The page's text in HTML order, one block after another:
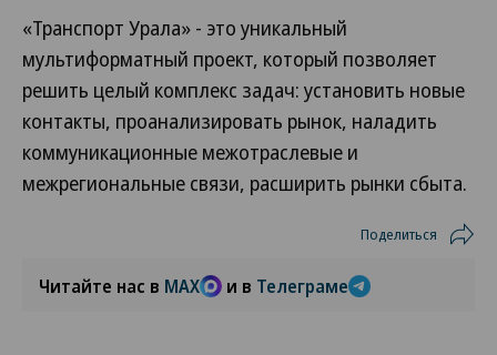
«Транспорт Урала» - это уникальный
мультиформатный проект, который позволяет
решить целый комплекс задач: установить новые
контакты, проанализировать рынок, наладить
коммуникационные межотраслевые и
межрегиональные связи, расширить рынки сбыта.
Поделиться
Читайте нас в MAX и в Телеграме